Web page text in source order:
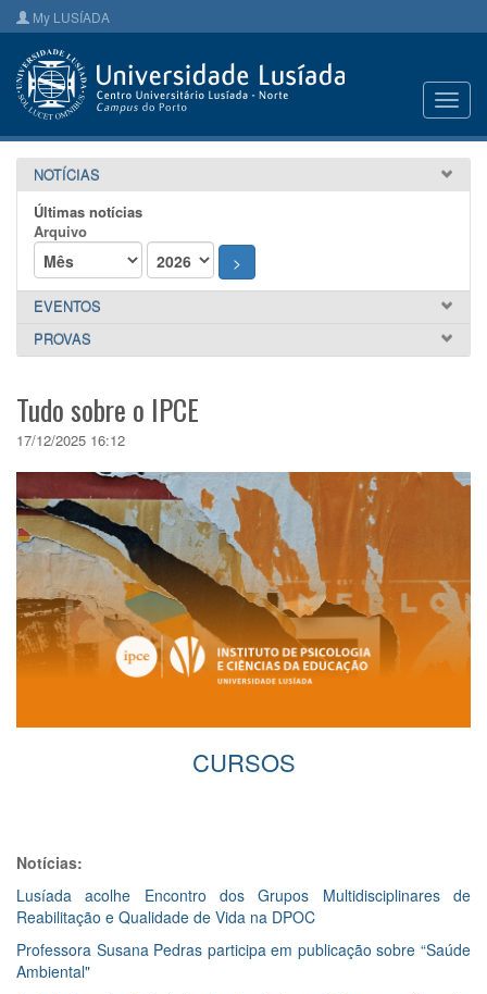
My LUSÍADA
NOTÍCIAS
Últimas notícias
Arquivo
>
EVENTOS
PROVAS
Tudo sobre o IPCE
17/12/2025 16:12
CURSOS
Notícias:
Lusíada acolhe Encontro dos Grupos Multidisciplinares de
Reabilitação e Qualidade de Vida na DPOC
Professora Susana Pedras participa em publicação sobre “Saúde
Ambiental"